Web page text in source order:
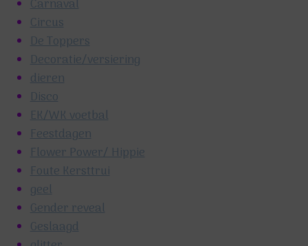
Carnaval
Circus
De Toppers
Decoratie/versiering
dieren
Disco
EK/WK voetbal
Feestdagen
Flower Power/ Hippie
Foute Kersttrui
geel
Gender reveal
Geslaagd